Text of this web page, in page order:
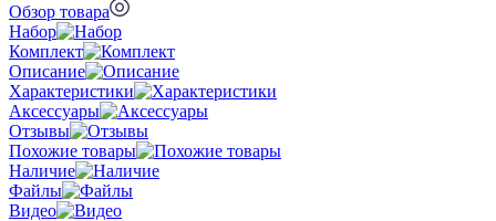
Обзор товара
Набор
Комплект
Описание
Характеристики
Аксессуары
Отзывы
Похожие товары
Наличие
Файлы
Видео